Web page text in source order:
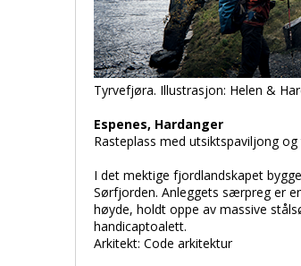
Tyrvefjøra. Illustrasjon: Helen &
Espenes, Hardanger
Rasteplass med utsiktspaviljong
I det mektige fjordlandskapet
Sørfjorden. Anleggets særpreg er
høyde, holdt oppe av massive
handicaptoalett.
Arkitekt: Code arkitektur